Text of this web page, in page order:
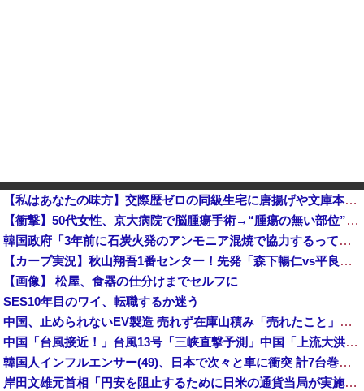
【私はあなたの味方】交際歴ゼロの同級生宅に唐揚げや文庫本を20回以上届けた24歳女を逮捕
【衝撃】50代女性、京大病院で脳腫瘍手術→“腫瘍の無い部位”を摘出 2度「腫瘍ではない」と出るも続行
韓国政府「3年前に石炭火発のアンモニア混焼で協力するっていったけどあれ取りやめな。政権変わったし」……韓国とまともな協力ができない理由、これなんですよね
【カープ実況】秋山翔吾1番センター！先発「森下暢仁vs平良拳太郎」【広島-DeNA/横浜スタジアム】他
【画像】 松屋、食器の仕分けまでセルフに
SES10年目のワイ、転職するか迷う
中国、止められないEV製造 売れず在庫山積み「売れたこと」にして補助金を騙し取る事案を思いつきが横行
中国「台風接近！」台風13号「三峡直撃予測」中国「上流大洪水！（三峡上流」中国都市「8/5の映像（動画」三峡ダム「緊急放流（決壊危機」中国「下流大水害（震え声」→
韓国人インフルエンサー(49)、日本で次々と車に衝突 計7台巻き込み 八王子
岸田文雄元首相「円安を阻止するために日米の通貨当局が実施した為替介入は一時しのぎに過ぎない」